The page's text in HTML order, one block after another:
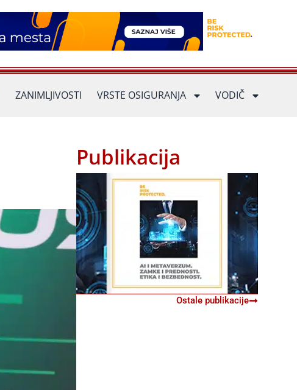
ZANIMLJIVOSTI VRSTE OSIGURANJA VODIČ
Publikacija
Ostale publikacije